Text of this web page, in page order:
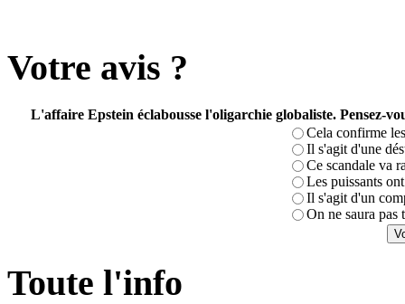
Votre avis ?
L'affaire Epstein éclabousse l'oligarchie globaliste. Pensez-
Cela confirme
Il s'agit d'une
Ce scandale va
Les puissants
Il s'agit d'un
On ne saura pas
Toute l'info